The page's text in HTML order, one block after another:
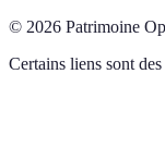
© 2026 Patrimoine
Certains liens sont